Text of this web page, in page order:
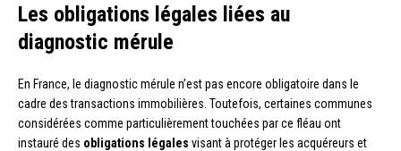
Les obligations légales liées au
diagnostic mérule
En France, le diagnostic mérule n’est pas encore obligatoire dans le
cadre des transactions immobilières. Toutefois, certaines communes
considérées comme particulièrement touchées par ce fléau ont
instauré des obligations légales visant à protéger les acquéreurs et